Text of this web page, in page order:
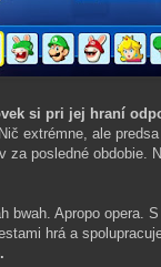
si pri jej hraní
Nič extrémne, ale
za posledné obdobie.
bwah. Apropo opera.
hrá a